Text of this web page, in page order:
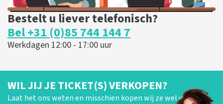
Bestelt u liever telefonisch?
Bel +31 (0)85 744 144 7
Werkdagen 12:00 - 17:00 uur
WIL JIJ JE TICKET(S) VERKOPEN?
Laat het ons weten en misschien kopen wij ze wel van je!